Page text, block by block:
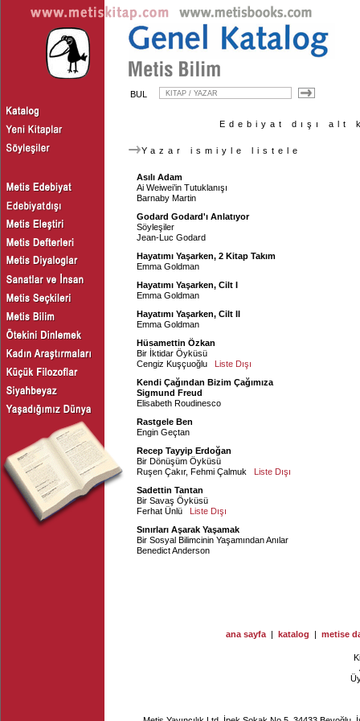
BUL
Edebiyat dışı
Yazar ismiyle listele
Asılı Adam
Ai Weiwei’in Tutuklanışı
Barnaby Martin
Godard Godard'ı Anlatıyor
Söyleşiler
Jean-Luc Godard
Hayatımı Yaşarken, 2 Kitap Takım
Emma Goldman
Hayatımı Yaşarken, Cilt I
Emma Goldman
Hayatımı Yaşarken, Cilt II
Emma Goldman
Hüsamettin Özkan
Bir İktidar Öyküsü
Cengiz Kuşçuoğlu
Liste Dışı
Kendi Çağından Bizim Çağımıza
Sigmund Freud
Elisabeth Roudinesco
Rastgele Ben
Engin Geçtan
Recep Tayyip Erdoğan
Bir Dönüşüm Öyküsü
Ruşen Çakır, Fehmi Çalmuk
Liste Dışı
Sadettin Tantan
Bir Savaş Öyküsü
Ferhat Ünlü
Liste Dışı
Sınırları Aşarak Yaşamak
Bir Sosyal Bilimcinin Yaşamından Anılar
Benedict Anderson
ana sayfa | katalog | metise